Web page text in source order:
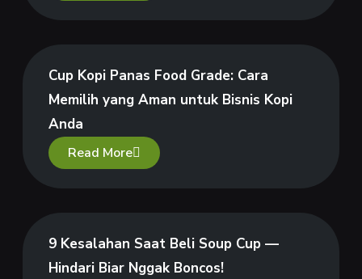
Cup Kopi Panas Food Grade: Cara
Memilih yang Aman untuk Bisnis Kopi
Anda
Read More
9 Kesalahan Saat Beli Soup Cup —
Hindari Biar Nggak Boncos!